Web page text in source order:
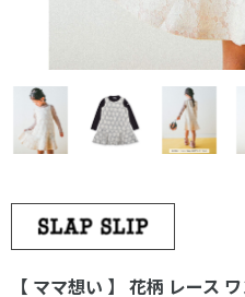
【 ママ想い 】 花柄 レース